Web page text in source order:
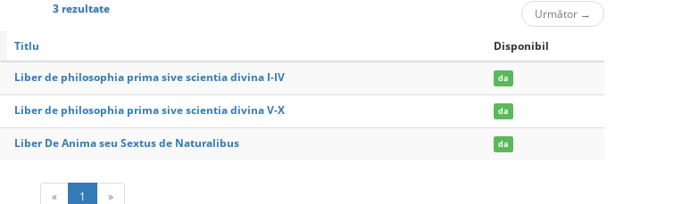
3 rezultate Următor →
Titlu Disponibil
Liber de philosophia prima sive scientia divina I-IV da
Liber de philosophia prima sive scientia divina V-X da
Liber De Anima seu Sextus de Naturalibus da
« 1 »